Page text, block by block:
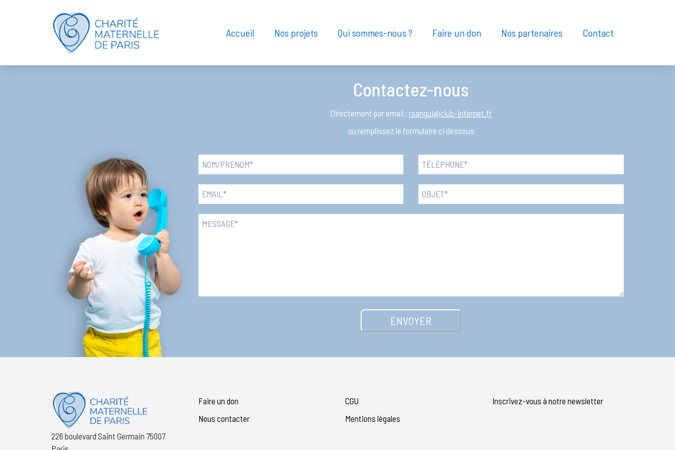
Accueil Nos projets Qui sommes-nous ? Faire un don Nos partenaires Contact
Contactez-nous
Directement par email : rsangui@club-internet.fr
ou remplissez le formulaire ci dessous
226 boulevard Saint Germain 75007
Faire un don
Nous contacter
CGU
Mentions légales
Inscrivez-vous à notre newsletter